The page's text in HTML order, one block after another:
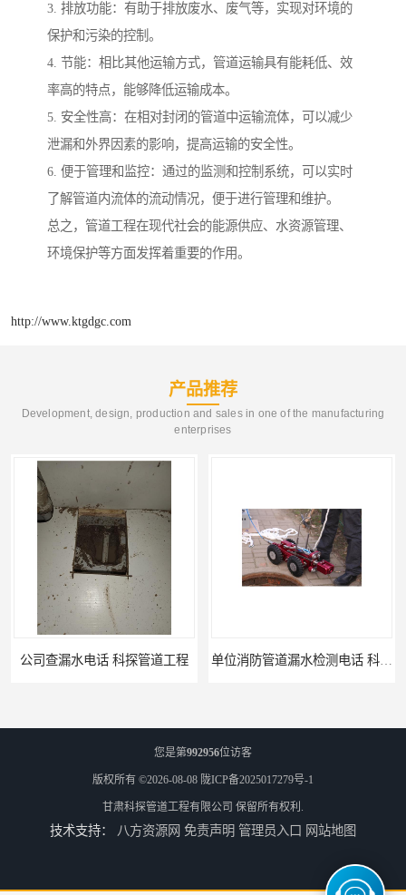
3. 排放功能：有助于排放废水、废气等，实现对环境的
保护和污染的控制。
4. 节能：相比其他运输方式，管道运输具有能耗低、效
率高的特点，能够降低运输成本。
5. 安全性高：在相对封闭的管道中运输流体，可以减少
泄漏和外界因素的影响，提高运输的安全性。
6. 便于管理和监控：通过的监测和控制系统，可以实时
了解管道内流体的流动情况，便于进行管理和维护。
总之，管道工程在现代社会的能源供应、水资源管理、
环境保护等方面发挥着重要的作用。
http://www.ktgdgc.com
产品推荐
Development, design, production and sales in one of the manufacturing
enterprises
单位消防管道漏水检测电话 科探管道工程
排水管道漏水 科探管道工程 市政自来水管漏水公司 科探管道工程
您是第992956位访客
版权所有 ©2026-08-08 陇ICP备2025017279号-1
甘肃科探管道工程有限公司 保留所有权利.
技术支持： 八方资源网 免责声明 管理员入口 网站地图